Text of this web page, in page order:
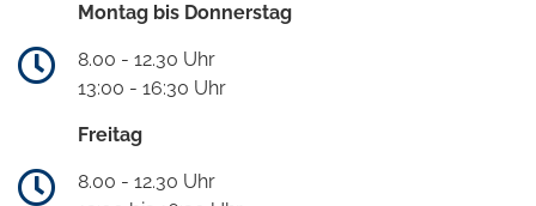
Montag bis Donnerstag
8.00 - 12.30 Uhr
13:00 - 16:30 Uhr
Freitag
8.00 - 12.30 Uhr